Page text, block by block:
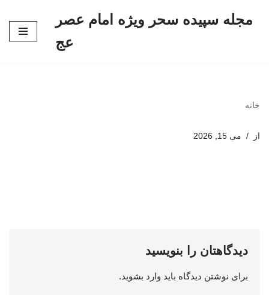
مجله سپیده سحر ویژه امام عصر
عج
خانه
از می 15, 2026
دیدگاهتان را بنویسید
برای نوشتن دیدگاه باید وارد بشوید.